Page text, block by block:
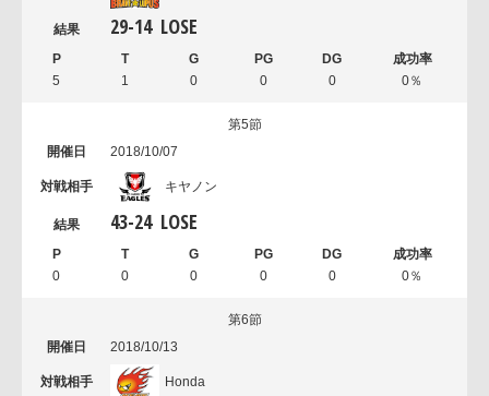
29-14 LOSE
5 1 0 0 0 0％
第5節
2018/10/07
キヤノン
43-24 LOSE
0 0 0 0 0 0％
第6節
2018/10/13
Honda